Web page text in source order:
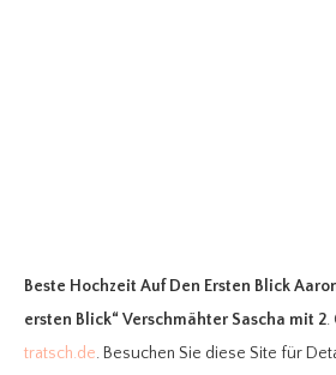
Beste Hochzeit Auf Den Ersten Blick
ersten Blick“ Verschmähter Sascha mit 2.
tratsch.de. Besuchen Sie diese Site für